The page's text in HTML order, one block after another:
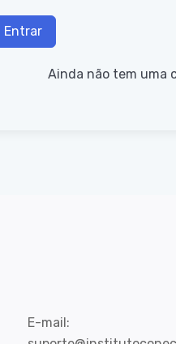
Entrar
Ainda não tem uma
E-mail: